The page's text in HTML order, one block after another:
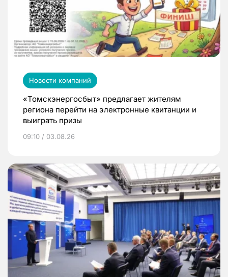
Новости компаний
«Томскэнергосбыт» предлагает жителям
региона перейти на электронные квитанции и
выиграть призы
09:10 / 03.08.26